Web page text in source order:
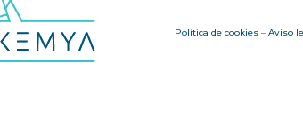
Política de cookies– Aviso